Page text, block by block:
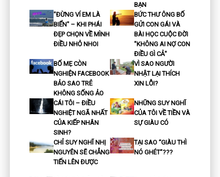
BẠN
"ĐỪNG VÍ EM LÀ
BIỂN" – KHI PHÁI
ĐẸP CHỌN VỀ MÌNH
ĐIỀU NHỎ NHOI
BỨC THƯ ÔNG BỐ
GỬI CON GÁI VÀ
BÀI HỌC CUỘC ĐỜI
"KHÔNG AI NỢ CON
ĐIỀU GÌ CẢ"
BỐ MẸ CÒN
NGHIỆN FACEBOOK
BẢO SAO TRẺ
KHÔNG SỐNG ẢO
VÌ SAO NGƯỜI
NHẬT LẠI THÍCH
XIN LỖI?
CÁI TÔI – ĐIỀU
NGHIỆT NGÃ NHẤT
CỦA KIẾP NHÂN
SINH?
NHỮNG SUY NGHĨ
CỦA TÔI VỀ TIỀN VÀ
SỰ GIÀU CÓ
CHỈ SUY NGHĨ NHỊ
NGUYÊN SẼ CHẲNG
TIẾN LÊN ĐƯỢC
TẠI SAO “GIÀU THÌ
NÓ GHÉT”???